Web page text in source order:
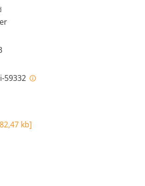
59332
kb]